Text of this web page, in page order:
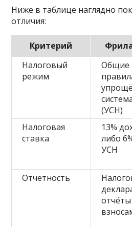
Ниже в таблице наглядно
отличия:
Критерий
Налоговый
режим
Общие
(УСН)
Налоговая
ставка
13%
либо
УСН
Отчетность